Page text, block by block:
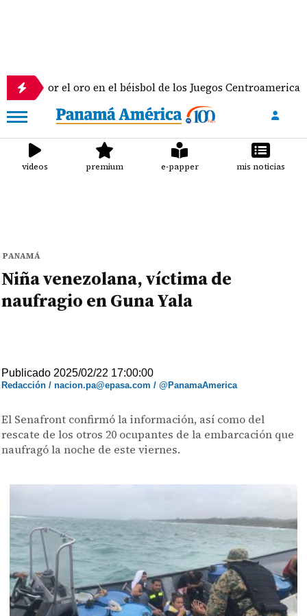
por el oro en el béisbol de los Juegos Centroamericanos y
videos premium e-papper mis noticias
PANAMÁ
Niña venezolana, víctima de
naufragio en Guna Yala
Publicado 2025/02/22 17:00:00
Redacción / nacion.pa@epasa.com / @PanamaAmerica
El Senafront confirmó la información, así como del
rescate de los otros 20 ocupantes de la embarcación que
naufragó la noche de este viernes.